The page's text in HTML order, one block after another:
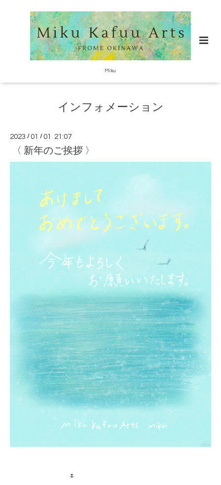
Miku
インフォメーション
2023 /01 /01 21:07
〈 新年のご挨拶 〉
🌷